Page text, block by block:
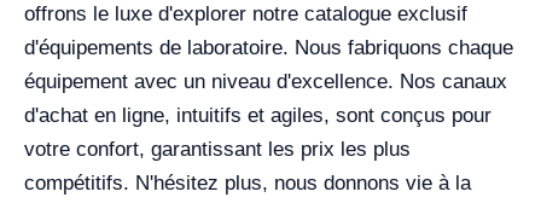
offrons le luxe d'explorer notre catalogue exclusif
d'équipements de laboratoire. Nous fabriquons chaque
équipement avec un niveau d'excellence. Nos canaux
d'achat en ligne, intuitifs et agiles, sont conçus pour
votre confort, garantissant les prix les plus
compétitifs. N'hésitez plus, nous donnons vie à la